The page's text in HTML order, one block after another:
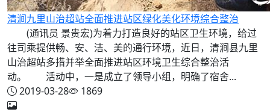
清涧九里山治超站全面推进站区绿化美化环境综合整治
(通讯员 景贵宏)为着力打造良好的站区卫生环境，给过
往司乘提供畅、安、洁、美的通行环境，近日，清涧县九里
山治超站多措并举全面推进站区环境卫生综合整治活
动。 活动中，一是成立了领导小组，明确了宿舍...
2019-03-28
1869